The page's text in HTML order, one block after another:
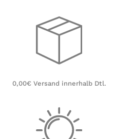
0,00€ Versand innerhalb Dtl.